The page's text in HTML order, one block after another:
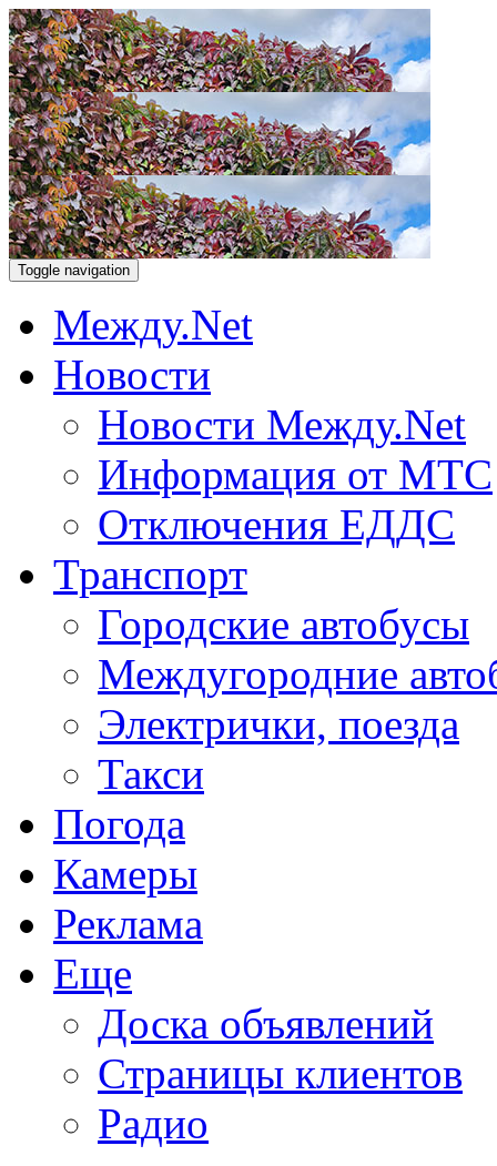
Toggle navigation
Между.Net
Новости
Новости Между.Net
Информация от МТС
Отключения ЕДДС
Транспорт
Городские автобусы
Междугородние
Электрички, поезда
Такси
Погода
Камеры
Реклама
Еще
Доска объявлений
Страницы клиентов
Радио